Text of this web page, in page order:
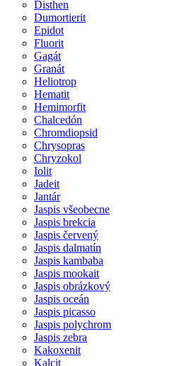
Disthen
Dumortierit
Epidot
Fluorit
Gagát
Granát
Heliotrop
Hematit
Hemimorfit
Chalcedón
Chromdiopsid
Chrysopras
Chryzokol
Iolit
Jadeit
Jantár
Jaspis všeobecne
Jaspis brekcia
Jaspis červený
Jaspis dalmatín
Jaspis kambaba
Jaspis mookait
Jaspis obrázkový
Jaspis oceán
Jaspis picasso
Jaspis polychrom
Jaspis zebra
Kakoxenit
Kalcit